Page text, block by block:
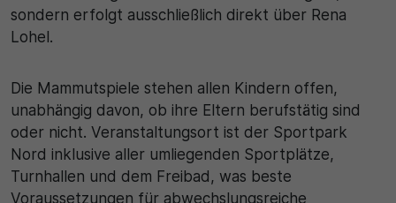
sondern erfolgt ausschließlich direkt über Rena
Lohel.
Die Mammutspiele stehen allen Kindern offen,
unabhängig davon, ob ihre Eltern berufstätig sind
oder nicht. Veranstaltungsort ist der Sportpark
Nord inklusive aller umliegenden Sportplätze,
Turnhallen und dem Freibad, was beste
Voraussetzungen für abwechslungsreiche